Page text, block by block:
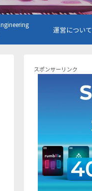
運営について
スポンサーリンク